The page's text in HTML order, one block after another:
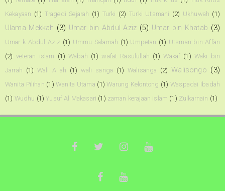
Kekayaan (1) Tragedi Sejarah (1) Turki (2) Turki Utsmani (2) Ukhuwah (1)
Ulama Mekkah (3) Umar bin Abdul Aziz (5) Umar bin Khatab (3)
Umar k Abdul Aziz (1) Ummu Salamah (1) Umpetan (1) Utsman bin Affan
(2) veteran islam (1) Wabah (1) wafat Rasulullah (1) Wakaf (1) Waki bin
Jarrah (1) Wali Allah (1) wali sanga (1) Walisanga (2) Walisongo (3)
Wanita Pilihan (1) Wanita Utama (1) Warung Kelontong (1) Waspadai Ibadah
(1) Wudhu (1) Yusuf Al Makasari (1) zaman kerajaan islam (1) Zulkarnain (1)